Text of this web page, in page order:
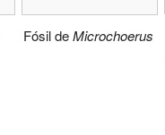
Fósil deMicrochoerus